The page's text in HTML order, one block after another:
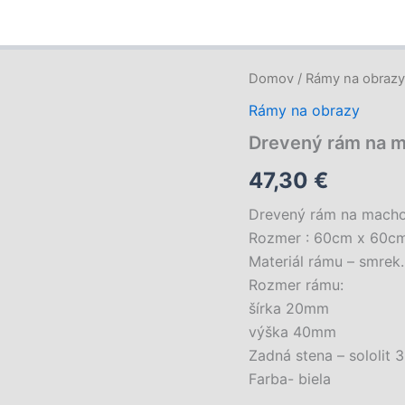
Domov / Rámy na obrazy
Rámy na obrazy
Drevený rám na
47,30 €
Drevený rám na
Rozmer : 60cm x
Materiál rámu – smrek.
Rozmer rámu:
šírka 20mm
výška 40mm
Zadná stena – sololit
Farba- biela